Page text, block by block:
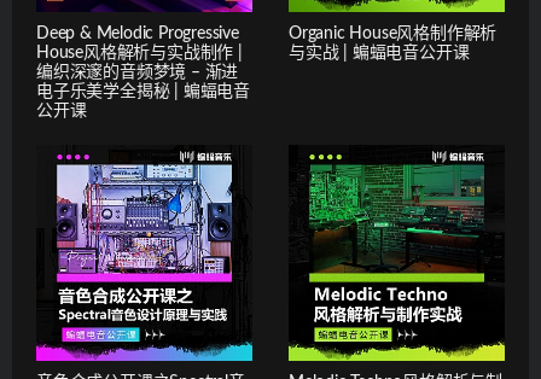
Deep & Melodic Progressive
House风格解析与实战制作 |
编织深邃的音频梦境 – 渐进
电子乐美学全揭秘 | 蝙蝠电音
公开课
Organic House风格制作解析
与实战 | 蝙蝠电音公开课